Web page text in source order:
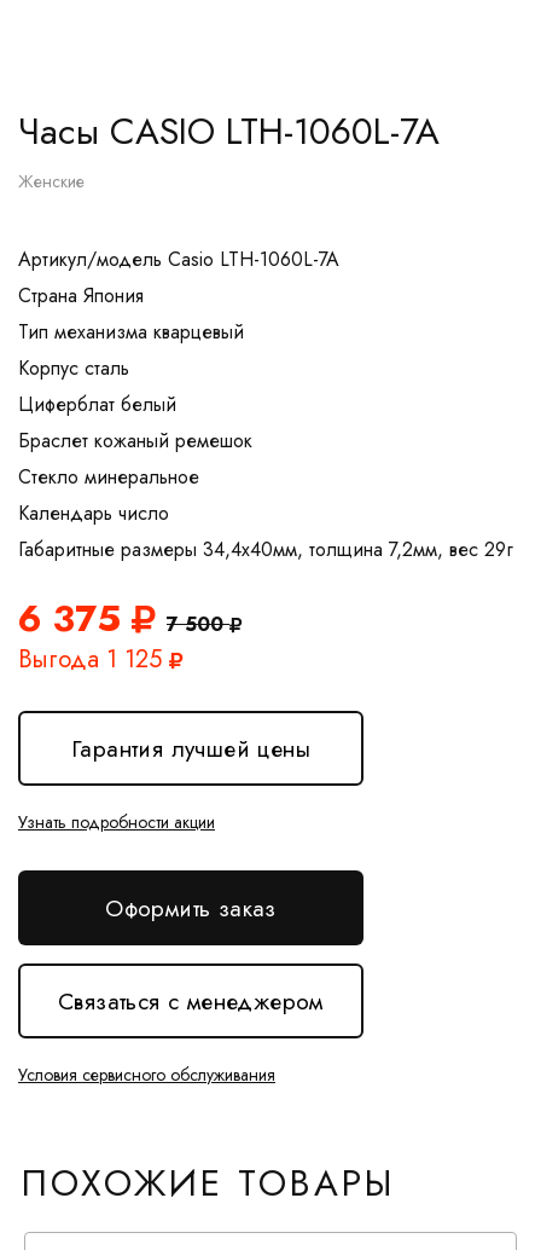
Часы CASIO LTH-1060L-7A
Женские
Артикул/модель Casio LTH-1060L-7A
Страна Япония
Тип механизма кварцевый
Корпус сталь
Циферблат белый
Браслет кожаный ремешок
Стекло минеральное
Календарь число
6 375 7 500
Выгода 1 125
Гарантия лучшей цены
Узнать подробности акции
Оформить заказ
Связаться с менеджером
Условия сервисного обслуживания
ПОХОЖИЕ ТОВАРЫ